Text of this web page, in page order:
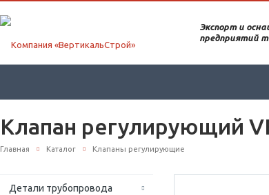
Экспорт и
предприятий
Клапан регулирующий
Главная Каталог Клапаны регулирующие
Детали трубопровода